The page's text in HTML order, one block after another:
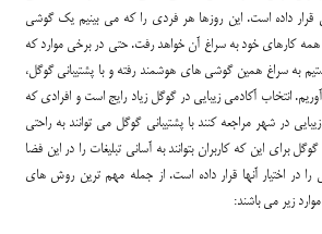
قرار داده است. این روزها هر فردی را که می بینیم یک گوشی
کارهای خود به سراغ آن خواهد رفت. حتی در برخی موارد که
به سراغ همین گوشی های هوشمند رفته و با پشتیبانی گوگل،
انتخاب آکادمی زیبایی در گوگل زیاد رایج است و افرادی که
در شهر مراجعه کنند با پشتیبانی گوگل می توانند به راحتی
برای این که کاربران بتوانند به آسانی تبلیغات را در این فضا
را در اختیار آنها قرار داده است. از جمله مهم ترین روش های
زیر می باشند: